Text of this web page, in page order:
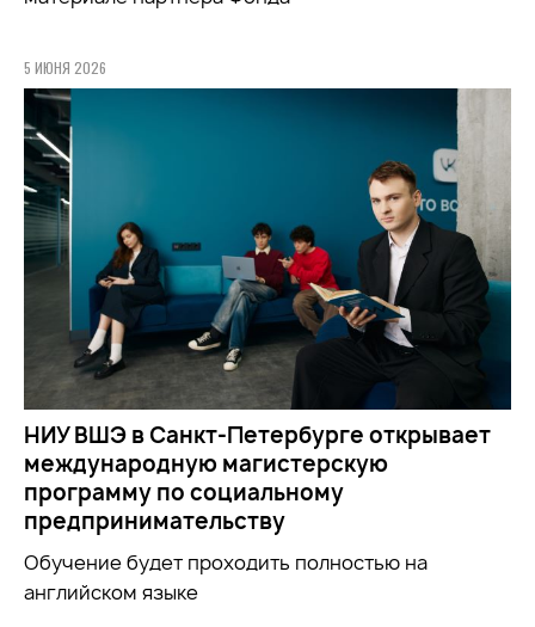
5 ИЮНЯ 2026
НИУ ВШЭ в Санкт-Петербурге открывает
международную магистерскую
программу по социальному
предпринимательству
Обучение будет проходить полностью на
английском языке